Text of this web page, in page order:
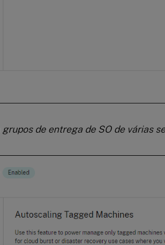
grupos de entrega de SO de várias